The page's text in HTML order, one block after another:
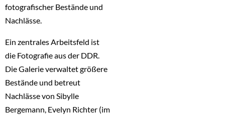
fotografischer Bestände und
Nachlässe.
Ein zentrales Arbeitsfeld ist
die Fotografie aus der DDR.
Die Galerie verwaltet größere
Bestände und betreut
Nachlässe von Sibylle
Bergemann, Evelyn Richter (im